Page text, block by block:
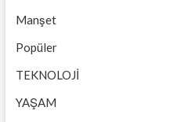
Manşet
Popüler
TEKNOLOJİ
YAŞAM